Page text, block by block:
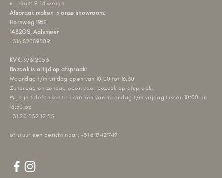
Hout: 9-14 weken
Afspraak maken in onze showroom:
Hornweg 196E
1432GS, Aalsmeer
+316 82089509
KVK: 97312053
Bezoek is altijd op afspraak:
Maandag t/m vrijdag open van 10.00 tot 16.30
Zaterdag en zondag open voor bezoek op afspraak.
Wij zijn telefonisch te bereiken van maandag t/m vrijdag tussen 10:00 en
16:30 op
+31 20 532 12 35
of stuur een bericht naar: +31 6 17421749